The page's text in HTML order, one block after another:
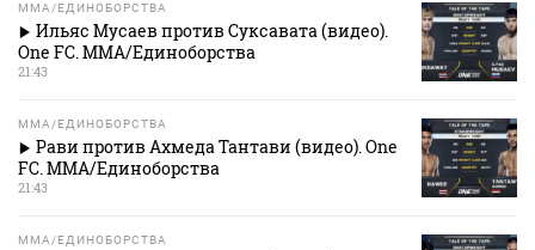
MMA/ЕДИНОБОРСТВА
Ильяс Мусаев против Суксавата (видео).
One FC. MMA/Единоборства
21:43
MMA/ЕДИНОБОРСТВА
Рави против Ахмеда Тантави (видео). One
FC. MMA/Единоборства
21:43
MMA/ЕДИНОБОРСТВА